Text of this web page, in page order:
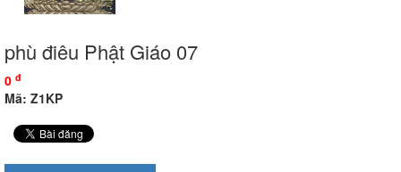
phù điêu Phật Giáo 07
0 đ
Mã: Z1KP